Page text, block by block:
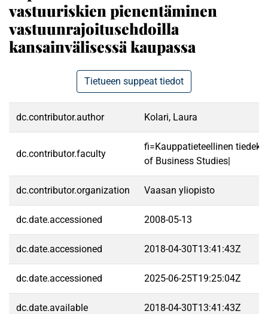
vastuuriskien pienentäminen
vastuunrajoitusehdoilla
kansainvälisessä kaupassa
Tietueen suppeat tiedot
dc.contributor.author Kolari, Laura
dc.contributor.faculty
fi=Kauppatieteellinen
of Business Studies|
dc.contributor.organization Vaasan yliopisto
dc.date.accessioned 2008-05-13
dc.date.accessioned 2018-04-30T13:41:43Z
dc.date.accessioned 2025-06-25T19:25:04Z
dc.date.available 2018-04-30T13:41:43Z